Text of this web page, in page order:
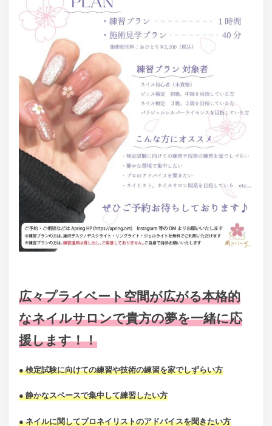
広々プライベート空間が広がる本格的
なネイルサロンで貴方の夢を一緒に応
援します！！
● 検定試験に向けての練習や技術の練習を家でしずらい方
● 静かなスペースで集中して練習したい方
● ネイルに関してプロネイリストのアドバイスを聞きたい方